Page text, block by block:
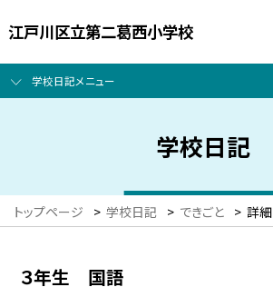
江戸川区立第二葛西小学校
学校日記メニュー
学校日記
トップページ > 学校日記 > できごと > 詳細
３年生 国語